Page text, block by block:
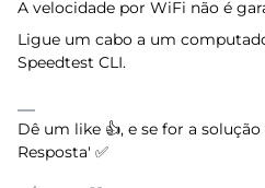
A velocidade por WiFi não é
Ligue um cabo a um
Speedtest CLI.
Dê um like 👍, e se for a
Resposta' ✅